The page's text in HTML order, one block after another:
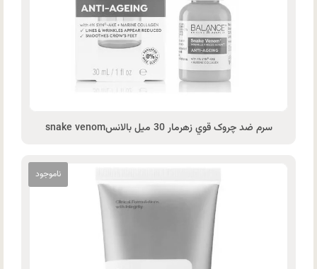
سرم ضد چروک قوي زهرمار 30 ميل بالانسsnake venom